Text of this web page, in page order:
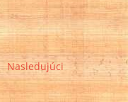
Nasledujúci